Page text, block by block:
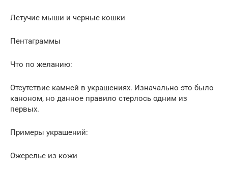
Летучие мыши и черные кошки
Пентаграммы
Что по желанию:
Отсутствие камней в украшениях. Изначально это было
каноном, но данное правило стерлось одним из
первых.
Примеры украшений:
Ожерелье из кожи